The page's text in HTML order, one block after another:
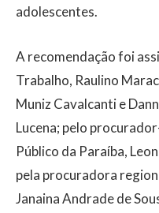
adolescentes.
A recomendação foi
Trabalho, Raulino
Muniz Cavalcanti e
Lucena; pelo
Público da Paraíba,
pela procuradora
Janaina Andrade de